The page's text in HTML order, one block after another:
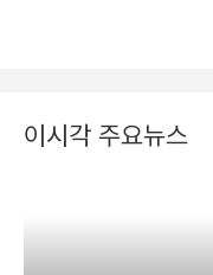
이시각 주요뉴스